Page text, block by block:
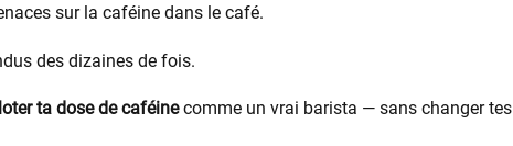
sur la caféine dans le café.
des dizaines de fois.
ta dose de caféinecomme un vrai barista — sans changer tes